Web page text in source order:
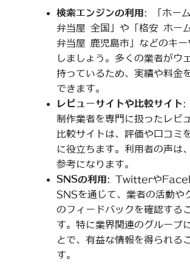
検索エンジンの利用 : 「ホー
弁当屋 全国」や「格安 ホー
弁当屋 鹿児島市」などのキー
しましょう。多くの業者がウ
持っているため、実績や料金
できます。
レビューサイトや比較サイト:
制作業者を専門に扱ったレビ
比較サイトは、評価や口コミ
に役立ちます。利用者の声は
参考になります。
SNSの利用 : Twitterや
SNSを通じて、業者の活動や
のフィードバックを確認する
す。特に業界関連のグループ
とで、有益な情報を得られる
す。